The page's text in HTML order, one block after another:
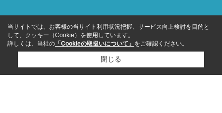
当サイトでは、お客様の当サイト利用状況把握、サービス向上検討を目的と
して、クッキー（Cookie）を使用しています。
詳しくは、当社の 「Cookieの取扱いについて」 をご確認ください。
閉じる